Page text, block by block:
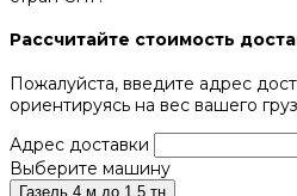
Рассчитайте стоимость
Пожалуйста, введите адрес
ориентируясь на вес вашего
Адрес доставки
Выберите машину
Газель 4 м до 1,5 тн